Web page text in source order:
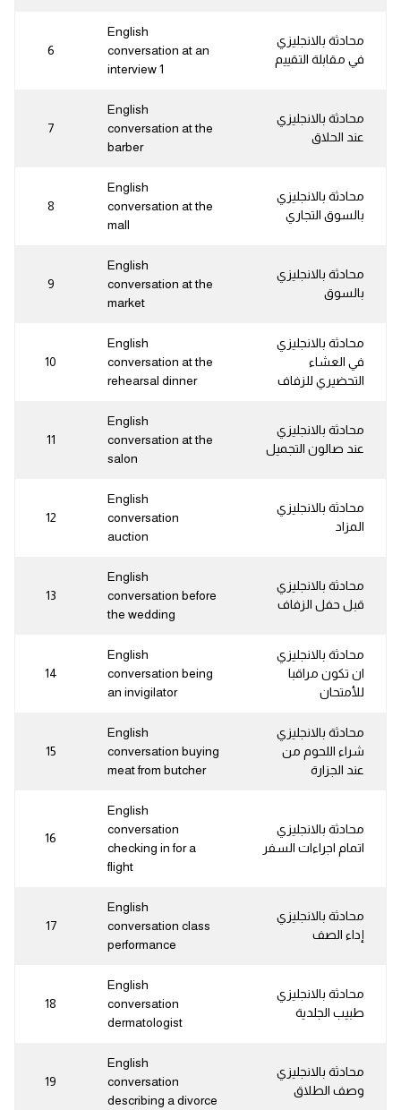
محادثة بالانجليزي
في مقابلة التقييم
English
conversation at an
interview 1
6
محادثة بالانجليزي
عند الحلاق
English
conversation at the
barber
7
محادثة بالانجليزي
بالسوق التجاري
English
conversation at the
mall
8
محادثة بالانجليزي
بالسوق
English
conversation at the
market
9
محادثة بالانجليزي
في العشاء
التحضيري للزفاف
English
conversation at the
rehearsal dinner
10
محادثة بالانجليزي
عند صالون التجميل
English
conversation at the
salon
11
محادثة بالانجليزي
المزاد
English
conversation
auction
12
محادثة بالانجليزي
قبل حفل الزفاف
English
conversation before
the wedding
13
محادثة بالانجليزي
ان تكون مراقبا
للأمتحان
English
conversation being
an invigilator
14
محادثة بالانجليزي
شراء اللحوم من
عند الجزارة
English
conversation buying
meat from butcher
15
محادثة بالانجليزي
اتمام اجراءات السفر
English
conversation
checking in for a
flight
16
محادثة بالانجليزي
إداء الصف
English
conversation class
performance
17
محادثة بالانجليزي
طبيب الجلدية
English
conversation
dermatologist
18
محادثة بالانجليزي
وصف الطلاق
English
conversation
describing a divorce
19